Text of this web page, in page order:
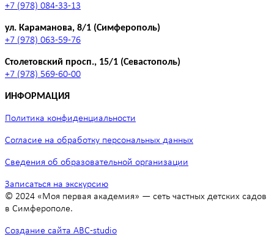
+7 (978) 084-33-13
ул. Караманова, 8/1 (Симферополь)
+7 (978) 063-59-76
Столетовский просп., 15/1 (Севастополь)
+7 (978) 569-60-00
ИНФОРМАЦИЯ
Политика конфиденциальности
Согласие на обработку персональных данных
Сведения об образовательной организации
Записаться на экскурсию
© 2024 «Моя первая академия» — сеть частных детских садов
в Симферополе.
Создание сайта ABC-studio